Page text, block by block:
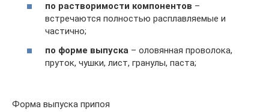
по растворимости компонентов –
встречаются полностью расплавляемые и
частично;
по форме выпуска – оловянная проволока,
пруток, чушки, лист, гранулы, паста;
Форма выпуска припоя